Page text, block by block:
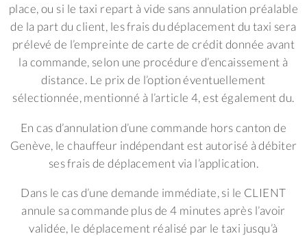
place, ou si le taxi repart à vide sans annulation préalable
de la part du client, les frais du déplacement du taxi sera
prélevé de l’empreinte de carte de crédit donnée avant
la commande, selon une procédure d’encaissement à
distance. Le prix de l’option éventuellement
sélectionnée, mentionné à l’article 4, est également du.
En cas d’annulation d’une commande hors canton de
Genève, le chauffeur indépendant est autorisé à débiter
ses frais de déplacement via l’application.
Dans le cas d’une demande immédiate, si le CLIENT
annule sa commande plus de 4 minutes après l’avoir
validée, le déplacement réalisé par le taxi jusqu’à